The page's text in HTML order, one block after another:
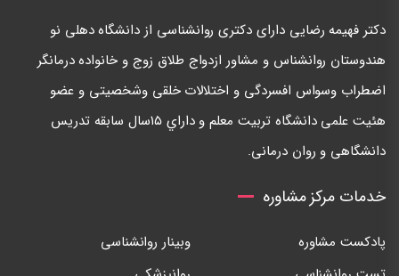
دكتر فهيمه رضايی دارای دكتری روانشناسی از دانشگاه دهلی نو
هندوستان روانشناس و مشاور ازدواج طلاق زوج و خانواده درمانگر
اضطراب وسواس افسردگی و اختلالات خلقی وشخصيتی و عضو
هئيت علمی دانشگاه تربيت معلم و داراي ١٥سال سابقه تدريس
دانشگاهی و روان درمانی.
خدمات مرکز مشاوره
پادکست مشاوره
وبینار روانشناسی